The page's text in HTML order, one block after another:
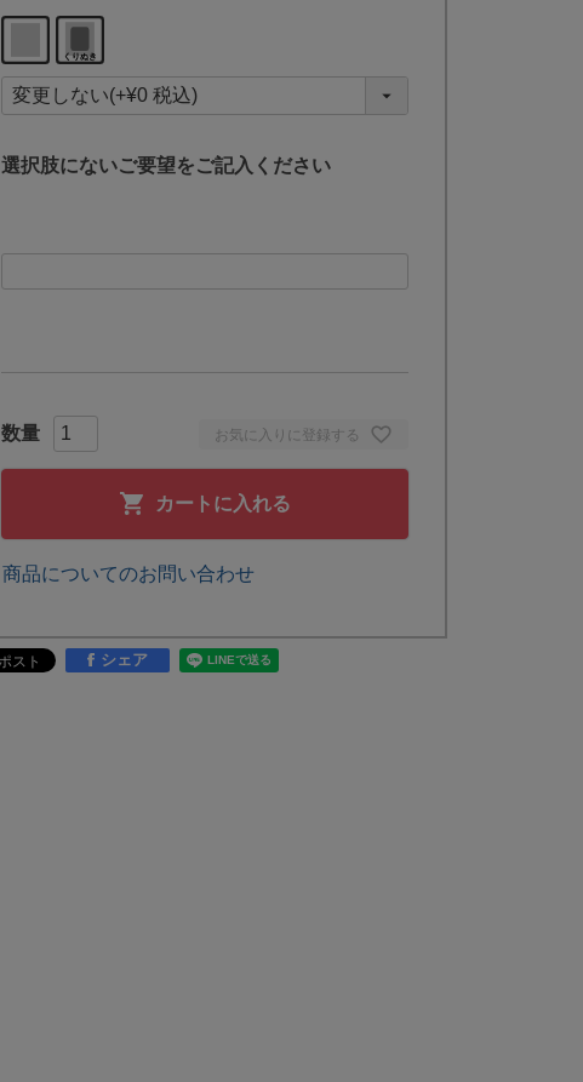
お気に入りに登録する
カートに入れる
須
)
選択肢にないご要望をご記入ください
商品についてのお問い合わせ
シェア